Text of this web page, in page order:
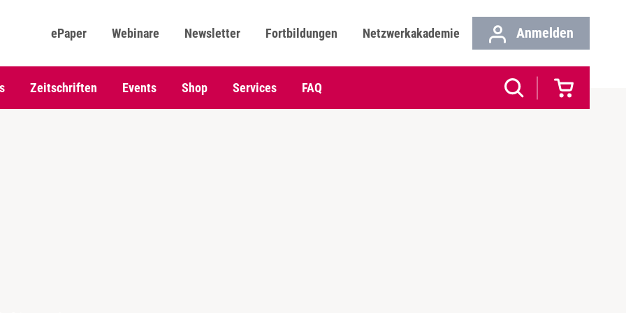
ePaper Webinare Newsletter Fortbildungen Netzwerkakademie Anmelden
Zeitschriften Events Shop Services FAQ